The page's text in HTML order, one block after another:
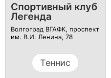
Спортивный клуб
Легенда
Волгоград ВГАФК, проспект
им. В.И. Ленина, 78
Теннис